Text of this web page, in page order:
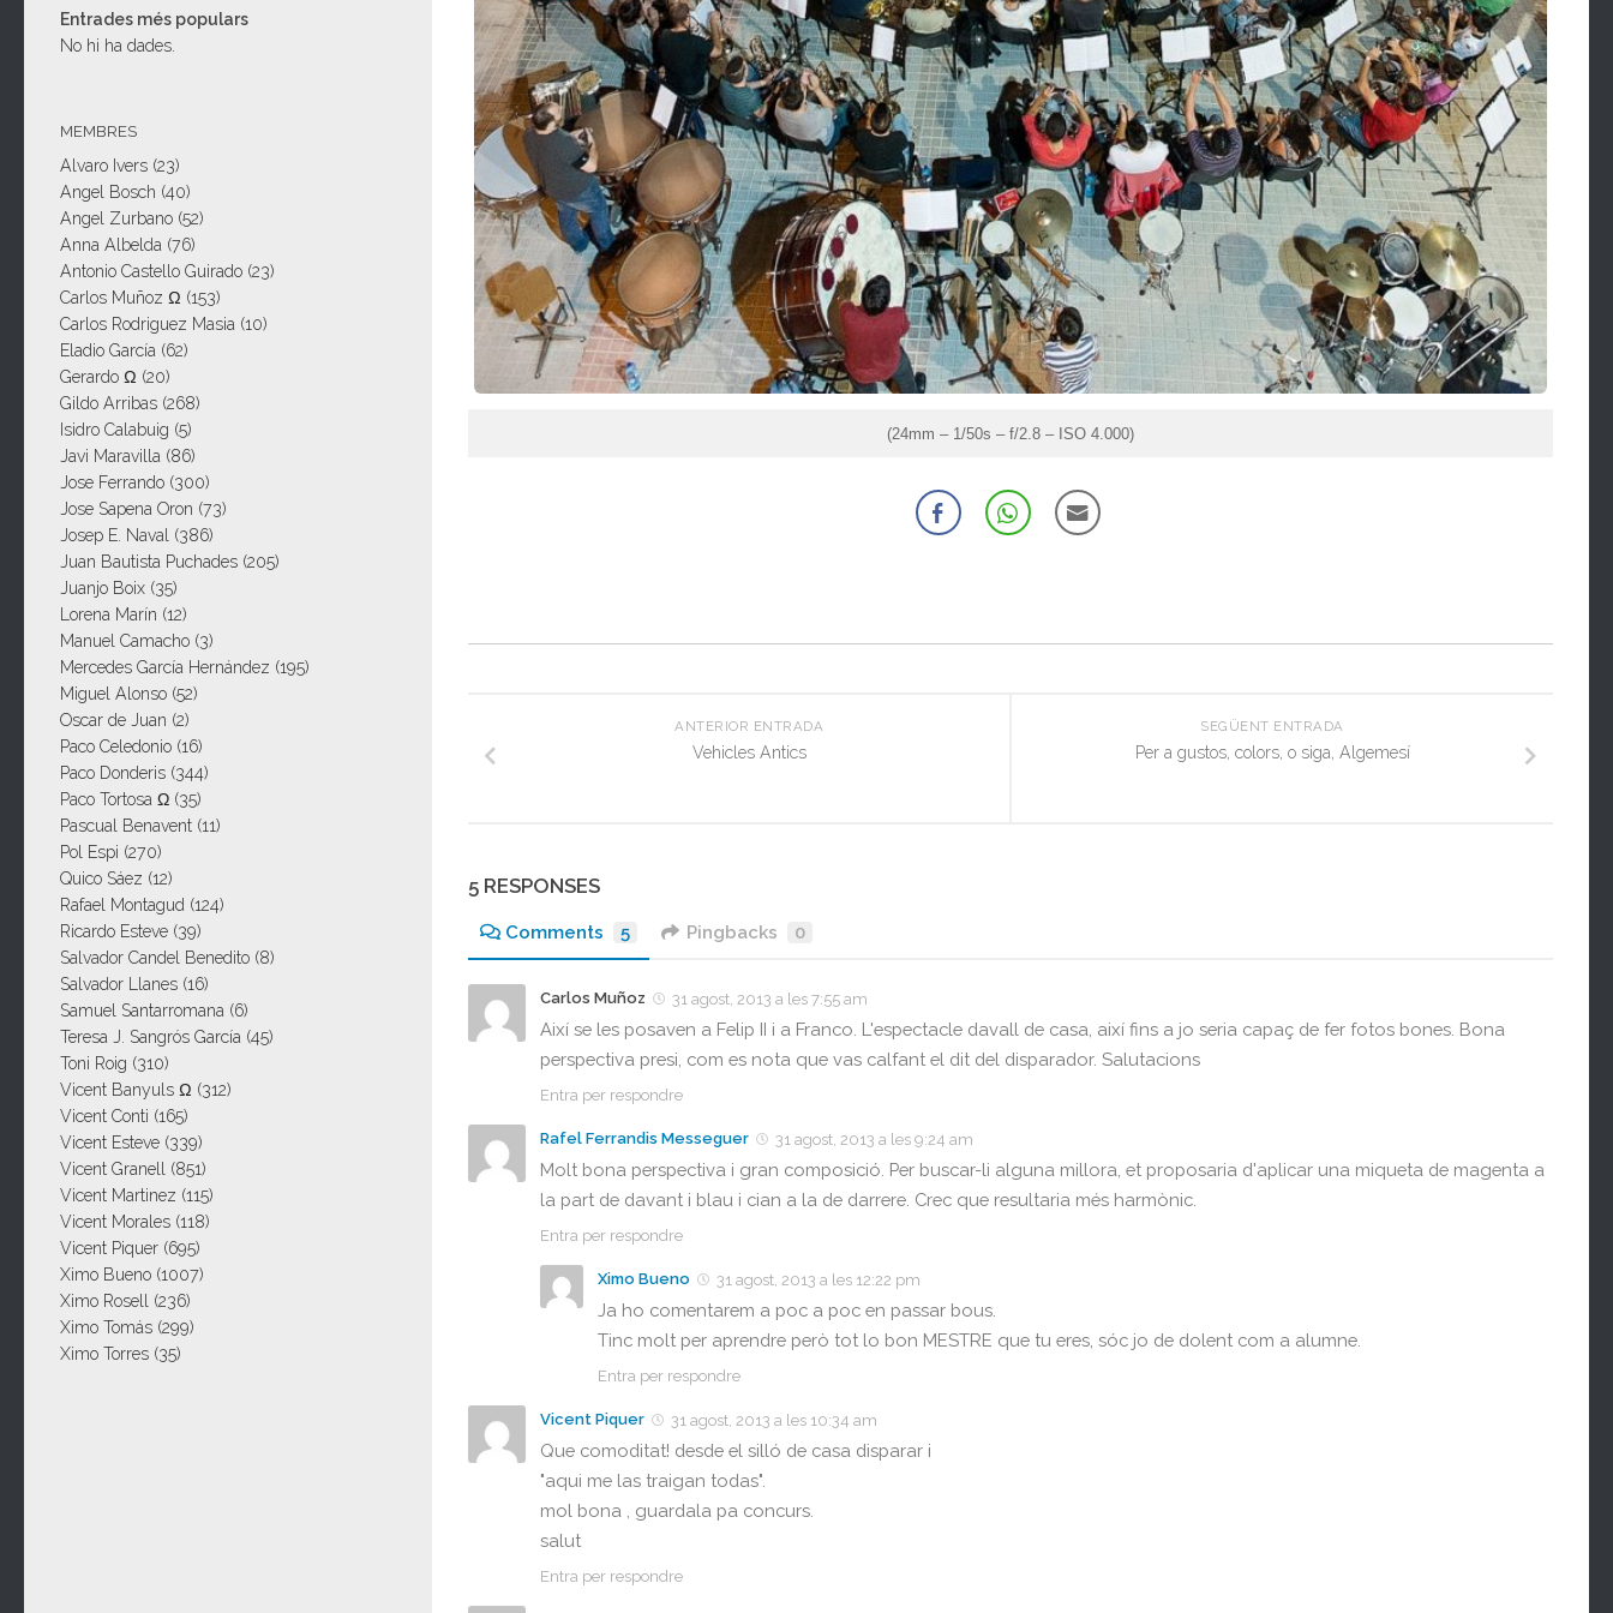
(24mm – 1/50s – f/2.8 – ISO 4.000)
SEGÜENT ENTRADA
Per a gustos, colors, o siga, Algemesí
ANTERIOR ENTRADA
Vehicles Antics
5 RESPONSES
Comments 5 Pingbacks 0
Carlos Muñoz 31 agost, 2013 a les 7:55 am
Així se les posaven a Felip II i a Franco. L'espectacle davall de casa, així fins a jo seria capaç de fer fotos bones. Bona
perspectiva presi, com es nota que vas calfant el dit del disparador. Salutacions
Entra per respondre
Rafel Ferrandis Messeguer 31 agost, 2013 a les 9:24 am
Molt bona perspectiva i gran composició. Per buscar-li alguna millora, et proposaria d'aplicar una miqueta de magenta a
la part de davant i blau i cian a la de darrere. Crec que resultaria més harmònic.
Entra per respondre
Ximo Bueno 31 agost, 2013 a les 12:22 pm
Ja ho comentarem a poc a poc en passar bous.
Tinc molt per aprendre però tot lo bon MESTRE que tu eres, sóc jo de dolent com a alumne.
Entra per respondre
Vicent Piquer 31 agost, 2013 a les 10:34 am
Que comoditat! desde el silló de casa disparar i
"aqui me las traigan todas".
mol bona , guardala pa concurs.
salut
Entra per respondre
Entrades més populars
No hi ha dades.
MEMBRES
Alvaro Ivers (23)
Angel Bosch (40)
Angel Zurbano (52)
Anna Albelda (76)
Antonio Castello Guirado (23)
Carlos Muñoz Ω (153)
Carlos Rodriguez Masia (10)
Eladio García (62)
Gerardo Ω (20)
Gildo Arribas (268)
Isidro Calabuig (5)
Javi Maravilla (86)
Jose Ferrando (300)
Jose Sapena Oron (73)
Josep E. Naval (386)
Juan Bautista Puchades (205)
Juanjo Boix (35)
Lorena Marín (12)
Manuel Camacho (3)
Mercedes García Hernández (195)
Miguel Alonso (52)
Oscar de Juan (2)
Paco Celedonio (16)
Paco Donderis (344)
Paco Tortosa Ω (35)
Pascual Benavent (11)
Pol Espi (270)
Quico Sáez (12)
Rafael Montagud (124)
Ricardo Esteve (39)
Salvador Candel Benedito (8)
Salvador Llanes (16)
Samuel Santarromana (6)
Teresa J. Sangrós García (45)
Toni Roig (310)
Vicent Banyuls Ω (312)
Vicent Conti (165)
Vicent Esteve (339)
Vicent Granell (851)
Vicent Martinez (115)
Vicent Morales (118)
Vicent Piquer (695)
Ximo Bueno (1007)
Ximo Rosell (236)
Ximo Tomás (299)
Ximo Torres (35)